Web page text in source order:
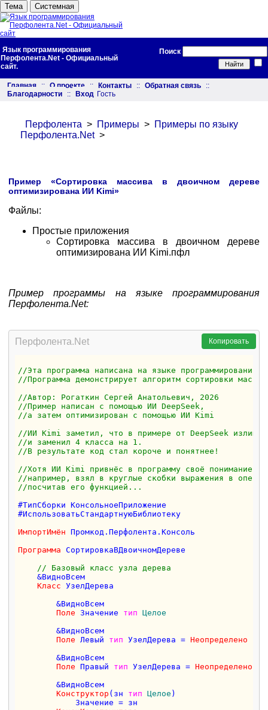
Тема Системная
Язык программирования
Перфолента.Net - Официальный
сайт.
Поиск
Главная :: О проекте :: Контакты :: Обратная связь
::
Благодарности
:: Вход Гость
Перфолента > Примеры > Примеры по языку
Перфолента.Net >
Пример «Сортировка массива в двоичном дереве
оптимизирована ИИ Kimi»
Файлы:
Простые приложения
Сортировка массива в двоичном дереве
оптимизирована ИИ Kimi.пфл
Пример программы на языке программирования
Перфолента.Net:
Перфолента.Net Копировать
//Эта программа написана на языке программирования
//Программа демонстрирует алгоритм сортировки
//Автор: Рогаткин Сергей Анатольевич, 2026
//Пример написан с помощью ИИ DeepSeek,
//а затем оптимизирован с помощью ИИ Kimi
//ИИ Kimi заметил, что в примере от DeepSeek
//и заменил 4 класса на 1.
//В результате код стал короче и понятнее!
//Хотя ИИ Kimi привнёс в программу своё понимание
//например, взял в круглые скобки выражения в
//посчитав его функцией...
#ТипСборки КонсольноеПриложение
#ИспользоватьСтандартнуюБиблиотеку
ИмпортИмён Промкод.Перфолента.Консоль
Программа СортировкаВДвоичномДереве
// Базовый класс узла дерева
    &ВидноВсем
Класс УзелДерева
        &ВидноВсем
Поле Значение тип
Целое
        &ВидноВсем
Поле Левый тип УзелДерева = Неопределено
        &ВидноВсем
Поле Правый тип УзелДерева = Неопределено
        &ВидноВсем
Конструктор (зн тип Целое )
            Значение = зн